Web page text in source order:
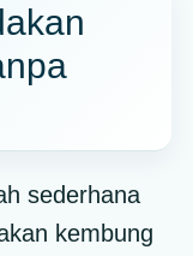
sederhana
kembung